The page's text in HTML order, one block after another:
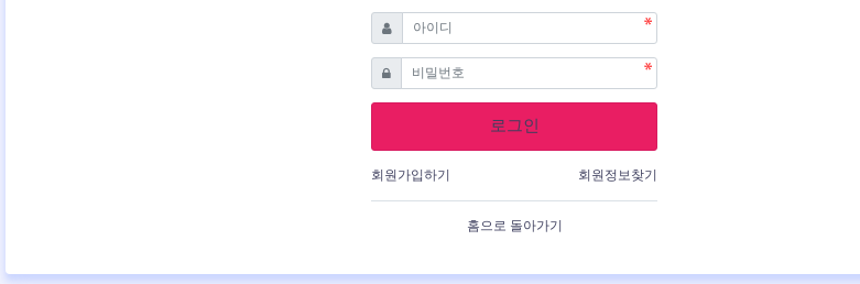
아이디
필수
비밀번호필수
로그인
회원가입하기 회원정보찾기
홈으로 돌아가기